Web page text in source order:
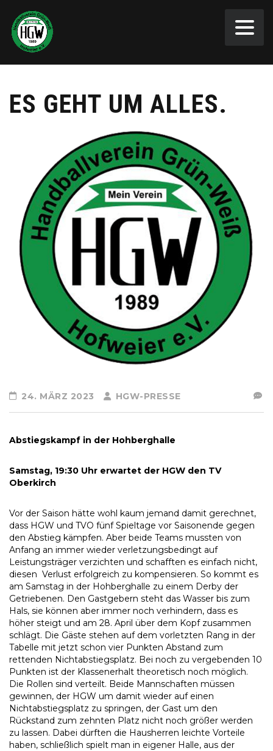
ES GEHT UM ALLES.
24. MÄRZ 2023 HGW-PRESSE
Abstiegskampf in der Hohberghalle
Samstag, 19:30 Uhr erwartet der HGW den TV
Oberkirch
Vor der Saison hätte wohl kaum jemand damit gerechnet,
dass HGW und TVO fünf Spieltage vor Saisonende gegen
den Abstieg kämpfen. Aber beide Teams mussten von
Anfang an immer wieder verletzungsbedingt auf
Leistungsträger verzichten und schafften es einfach nicht,
diesen Verlust erfolgreich zu kompensieren. So kommt es
am Samstag in der Hohberghalle zu einem Derby der
Getriebenen. Den Gastgebern steht das Wasser bis zum
Hals, sie können aber immer noch verhindern, dass es
höher steigt und am 28. April über dem Kopf zusammen
schlägt. Die Gäste stehen auf dem vorletzten Rang in der
Tabelle mit jetzt schon vier Punkten Abstand zum
rettenden Nichtabstiegsplatz. Bei noch zu vergebenden 10
Punkten ist der Klassenerhalt theoretisch noch möglich.
Die Rollen sind verteilt. Beide Mannschaften müssen
gewinnen, der HGW um damit wieder auf einen
Nichtabstiegsplatz zu springen, der Gast um den
Rückstand zum zehnten Platz nicht noch größer werden
zu lassen. Dabei dürften die Hausherren leichte Vorteile
haben, schließlich spielt man in eigener Halle, aus der